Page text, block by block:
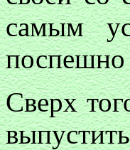
самым
поспешно
Сверх